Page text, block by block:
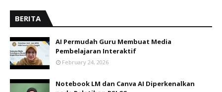
BERITA
AI Permudah Guru Membuat Media
Pembelajaran Interaktif
February 24, 2026
Notebook LM dan Canva AI Diperkenalkan